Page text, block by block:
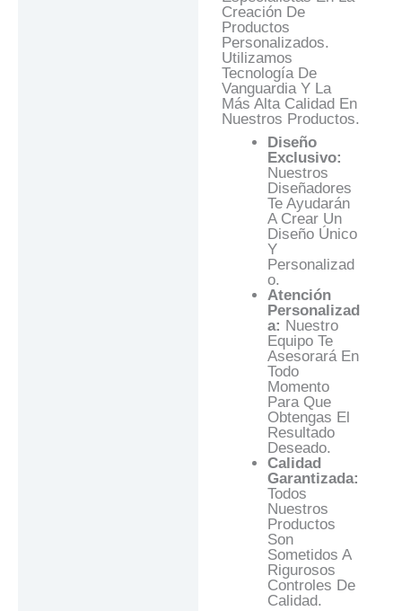
Creación De
Productos
Personalizados.
Utilizamos
Tecnología De
Vanguardia Y La
Más Alta Calidad En
Nuestros Productos.
Diseño
Exclusivo:
Nuestros
Diseñadores
Te Ayudarán
A Crear Un
Diseño Único
Y
Personalizad
O.
Atención
Personalizad
A: Nuestro
Equipo Te
Asesorará En
Todo
Momento
Para Que
Obtengas El
Resultado
Deseado.
Calidad
Garantizada:
Todos
Nuestros
Productos
Son
Sometidos A
Rigurosos
Controles De
Calidad.